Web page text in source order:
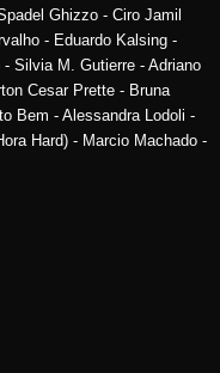
Ghizzo - Ciro Jamil
- Eduardo Kalsing -
Silvia M. Gutierre - Adriano
Cesar Prette - Bruna
Bem - Alessandra Lodoli -
Hard) - Marcio Machado -